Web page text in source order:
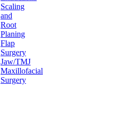
Scaling
and
Root
Planing
Flap
Surgery
Jaw/TMJ
Maxillofacial
Surgery